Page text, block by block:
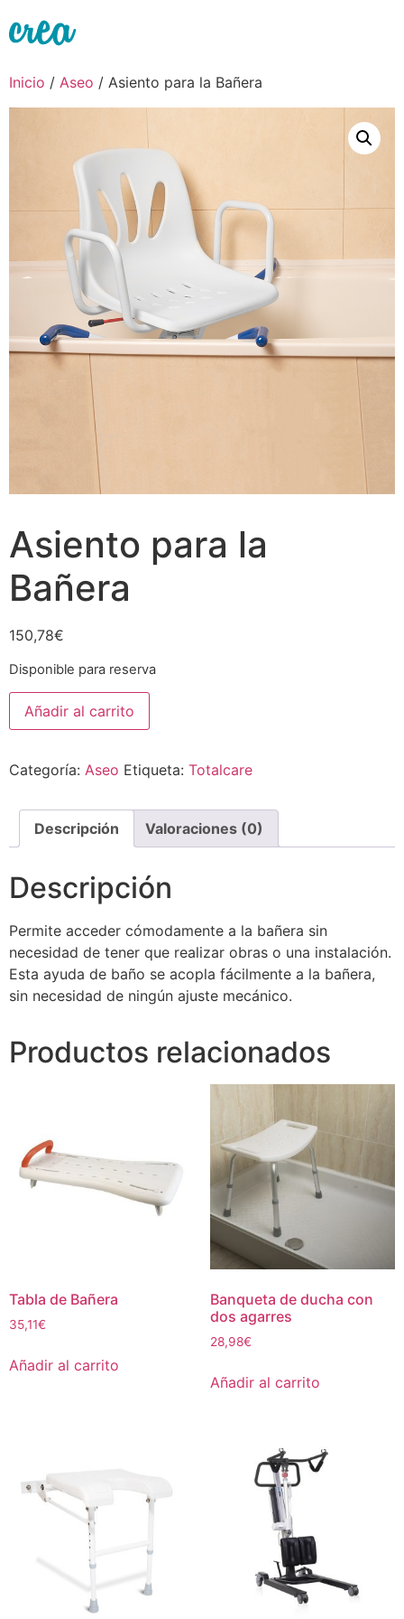
al
Inicio / Aseo / Asiento para la Bañera
Asiento para la
Bañera
150,78€
Disponible para reserva
Asiento
para
la
Añadir al carrito
Categoría: Aseo Etiqueta: Totalcare
Descripción Valoraciones (0)
Descripción
Permite acceder cómodamente a la bañera sin
necesidad de tener que realizar obras o una instalación.
Esta ayuda de baño se acopla fácilmente a la bañera,
sin necesidad de ningún ajuste mecánico.
Productos relacionados
Tabla de Bañera
35,11€
Añadir al carrito
Banqueta de ducha con
dos agarres
28,98€
Añadir al carrito